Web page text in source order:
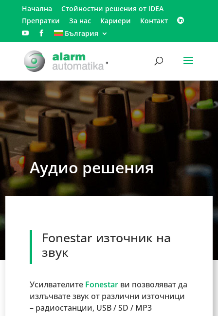
Начална
Стойностни решения от iDEA
Препратки
За нас Кариери
Контакт
България
Аудио решения
Fonestar източник на
звук
Усилвателите Fonestar ви позволяват да
излъчвате звук от различни източници
– радиостанции, USB / SD / MP3